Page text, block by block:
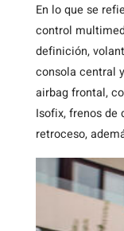
En lo que se
control
definición,
consola central
airbag frontal,
Isofix, frenos de
retroceso,